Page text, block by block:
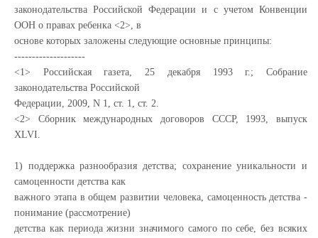
законодательства Российской Федерации и с учетом Конвенции
ООН о правах ребенка <2>, в
основе которых заложены следующие основные принципы:
--------------------
<1> Российская газета, 25 декабря 1993 г.; Собрание
законодательства Российской
Федерации, 2009, N 1, ст. 1, ст. 2.
<2> Сборник международных договоров СССР, 1993, выпуск
XLVI.
1) поддержка разнообразия детства; сохранение уникальности и
самоценности детства как
важного этапа в общем развитии человека, самоценность детства -
понимание (рассмотрение)
детства как периода жизни значимого самого по себе, без всяких